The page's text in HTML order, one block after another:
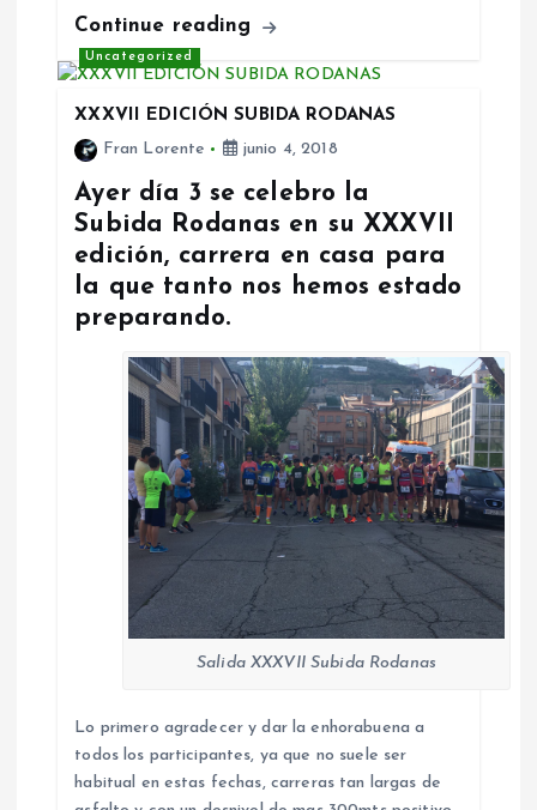
Continue reading
Uncategorized
XXXVII EDICIÓN SUBIDA RODANAS
Fran Lorente
junio 4, 2018
Ayer día 3 se celebro la
Subida Rodanas en su XXXVII
edición, carrera en casa para
la que tanto nos hemos estado
preparando.
Salida XXXVII Subida Rodanas
Lo primero agradecer y dar la enhorabuena a
todos los participantes, ya que no suele ser
habitual en estas fechas, carreras tan largas de